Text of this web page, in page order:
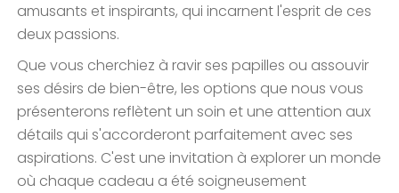
amusants et inspirants, qui incarnent l'esprit de ces
deux passions.
Que vous cherchiez à ravir ses papilles ou assouvir
ses désirs de bien-être, les options que nous vous
présenterons reflètent un soin et une attention aux
détails qui s'accorderont parfaitement avec ses
aspirations. C'est une invitation à explorer un monde
où chaque cadeau a été soigneusement